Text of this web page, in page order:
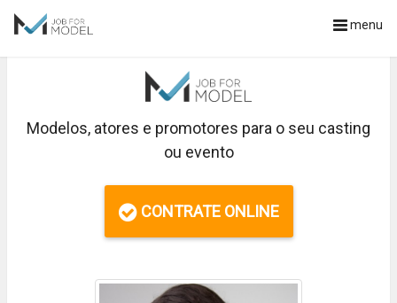
menu
Modelos, atores e promotores para o seu casting
ou evento
CONTRATE ONLINE